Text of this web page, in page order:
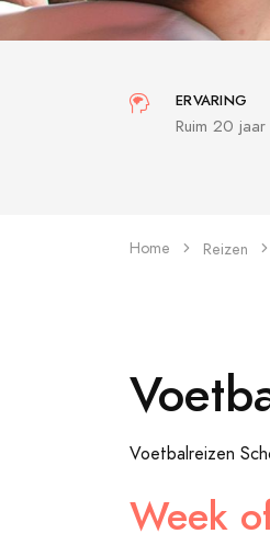
ERVARING
Ruim 20
Home Reizen
Voetbalreizen
Week